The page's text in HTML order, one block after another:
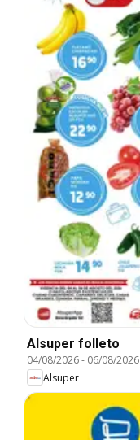
Alsuper folleto
04/08/2026- 06/08/2026
Alsuper